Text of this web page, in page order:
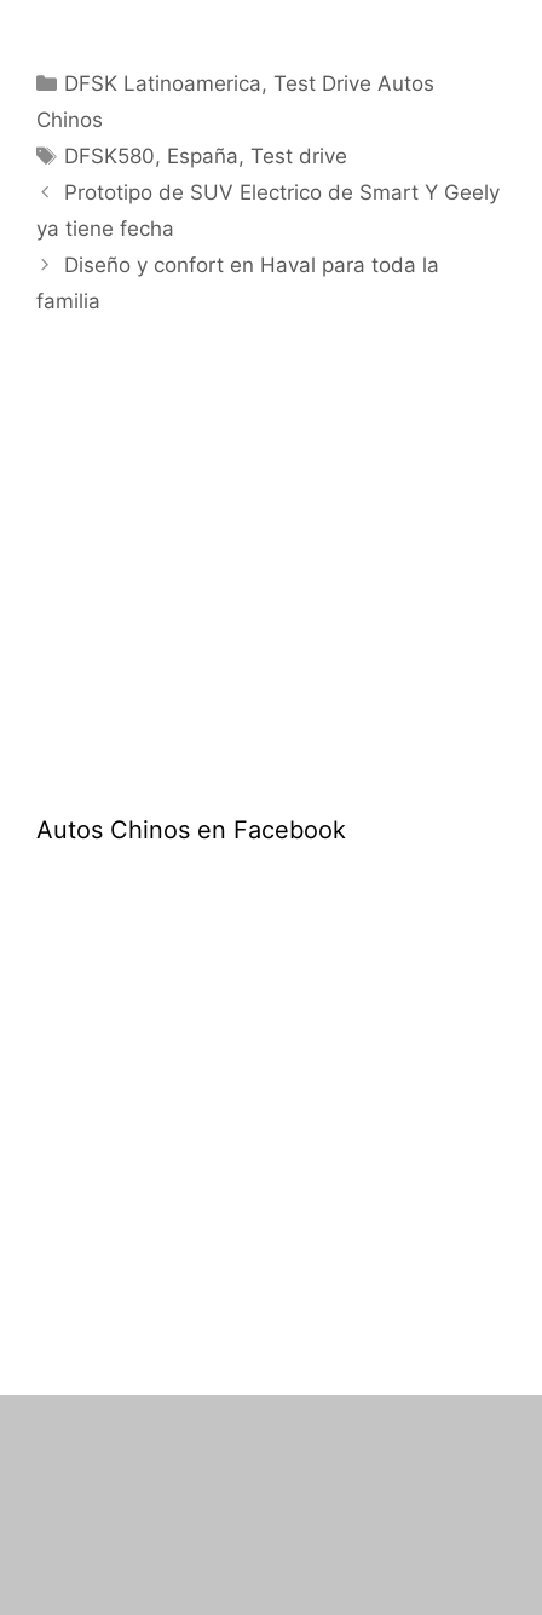
DFSK Latinoamerica,Test Drive Autos
Chinos
DFSK580, España,Test drive
Prototipo de SUV Electrico de Smart Y Geely
ya tiene fecha
Diseño y confort en Haval para toda la
familia
Autos Chinos en Facebook